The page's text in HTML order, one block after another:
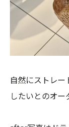
自然にストレ
したいとのオー